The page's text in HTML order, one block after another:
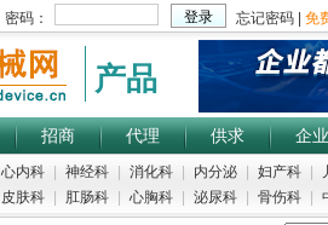
产品
招商 代理 供求 企业
心内科 神经科 消化科 内分泌 妇产科
皮肤科 肛肠科 心胸科 泌尿科 骨伤科